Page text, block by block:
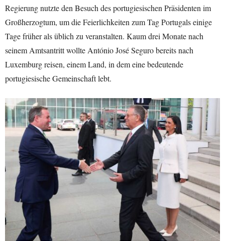
Regierung nutzte den Besuch des portugiesischen Präsidenten im
Großherzogtum, um die Feierlichkeiten zum Tag Portugals einige
Tage früher als üblich zu veranstalten. Kaum drei Monate nach
seinem Amtsantritt wollte António José Seguro bereits nach
Luxemburg reisen, einem Land, in dem eine bedeutende
portugiesische Gemeinschaft lebt.